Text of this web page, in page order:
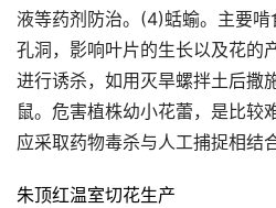
液等药剂防治。(4)蛞蝓。主要
孔洞，影响叶片的生长以及花的
进行诱杀，如用灭旱螺拌土后撒
鼠。危害植株幼小花蕾，是比较
应采取药物毒杀与人工捕捉相结
朱顶红温室切花生产